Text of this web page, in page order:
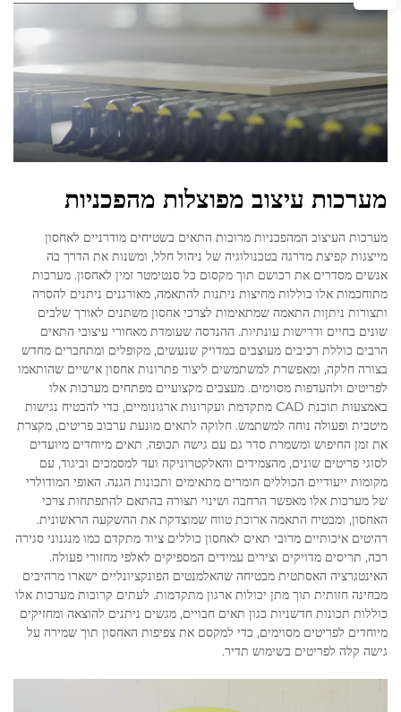
מערכות עיצוב מפוצלות מהפכניות
מערכות העיצוב המהפכניות מרובות התאים בשטיחים מודרניים לאחסון
מייצגות קפיצת מדרגה בטכנולוגיה של ניהול חלל, ומשנות את הדרך בה
אנשים מסדרים את רכושם תוך מקסום כל סנטימטר זמין לאחסון. מערכות
מתוחכמות אלו כוללות מחיצות ניתנות להתאמה, מאורגנים ניתנים להסרה
ותצורות ניתןות התאמה שמתאימות לצרכי אחסון משתנים לאורך שלבים
שונים בחיים ודרישות עונתיות. ההנדסה שעומדת מאחורי עיצובי התאים
הרבים כוללת רכיבים מעוצבים במדויק שנעשים, מקופלים ומתחברים מחדש
בצורה חלקה, ומאפשרת למשתמשים ליצור פתרונות אחסון אישיים שהותאמו
לפריטים ולהעדפות מסוימים. מעצבים מקצועיים מפתחים מערכות אלו
באמצעות תוכנת CAD מתקדמת ועקרונות ארגונומיים, כדי להבטיח נגישות
מיטבית ופעולה נוחה למשתמש. חלוקה לתאים מונעת ערבוב פריטים, מקצרת
את זמן החיפוש ומשמרת סדר גם עם גישה תכופה. תאים מיוחדים מיועדים
לסוגי פריטים שונים, מהצמידים והאלקטרוניקה ועד למסמכים וביגוד, עם
מקומות ייעודיים הכוללים חומרים מתאימים ותכונות הגנה. האופי המודולרי
של מערכות אלו מאפשר הרחבה ושינוי תצורה בהתאם להתפתחות צרכי
האחסון, ומבטיח התאמה ארוכת טווח שמוצדקת את ההשקעה הראשונית.
רהיטים איכותיים מרובי תאים לאחסון כוללים ציוד מתקדם כמו מנגנוני סגירה
רכה, תריסים מדויקים וצירים עמידים המספיקים לאלפי מחזורי פעולה.
האינטגרציה האסתטית מבטיחה שהאלמנטים הפונקציונליים ישארו מרהיבים
מבחינה חזותית תוך מתן יכולות ארגון מתקדמות. לעתים קרובות מערכות אלו
כוללות תכונות חדשניות כגון תאים חבויים, מגשים ניתנים להוצאה ומחזיקים
מיוחדים לפריטים מסוימים, כדי למקסם את צפיפות האחסון תוך שמירה על
גישה קלה לפריטים בשימוש תדיר.